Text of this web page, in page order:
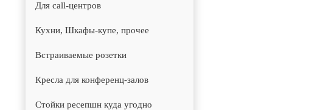
Для call-центров
Кухни, Шкафы-купе, прочее
Встраиваемые розетки
Кресла для конференц-залов
Стойки ресепшн куда угодно